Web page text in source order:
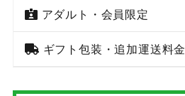
アダルト・会員限定
ギフト包装・追加運送料金